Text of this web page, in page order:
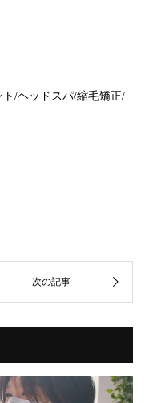
/ヘッドスパ/縮毛矯正/